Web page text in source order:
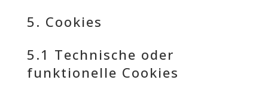
5. Cookies
5.1 Technische oder
funktionelle Cookies